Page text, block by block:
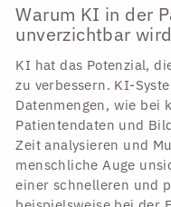
Warum KI in der
unverzichtbar wird
KI hat das Potenzial,
zu verbessern. KI-
Datenmengen, wie bei
Patientendaten und
Zeit analysieren und
menschliche Auge
einer schnelleren und